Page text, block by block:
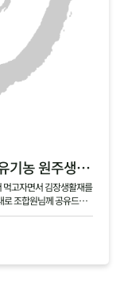
[두레생협 농상팀 특파원 보고: 강원유기농 원주생명농업 현장]
먹고자면서 김장생활재를
로 조합원님께 공유드립